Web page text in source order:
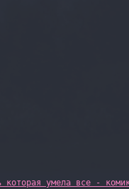
которая умела все -